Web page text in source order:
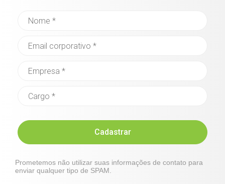
Cadastrar
Prometemos não utilizar suas informações de contato para
enviar qualquer tipo de SPAM.